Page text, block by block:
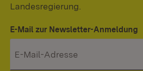
Landesregierung.
E-Mail zur Newsletter-Anmeldung